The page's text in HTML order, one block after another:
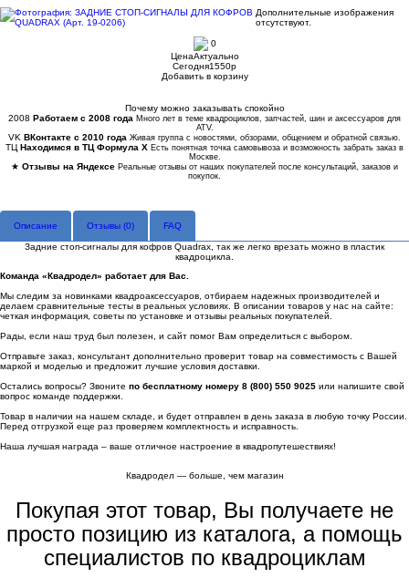
Дополнительные изображения
отсутствуют.
0
ЦенаАктуально
Сегодня1550p
Добавить в корзину
Почему можно заказывать спокойно
2008 Работаем с 2008 года Много лет в теме квадроциклов, запчастей, шин и аксессуаров для
ATV.
VK ВКонтакте с 2010 года Живая группа с новостями, обзорами, общением и обратной связью.
ТЦ Находимся в ТЦ Формула Х Есть понятная точка самовывоза и возможность забрать заказ в
Москве.
★ Отзывы на Яндексе Реальные отзывы от наших покупателей после консультаций, заказов и
покупок.
Описание Отзывы (0) FAQ
Задние стоп-сигналы для кофров Quadrax, так же легко врезать можно в пластик
квадроцикла.
Команда «Квадродел» работает для Вас.
Мы следим за новинками квадроаксессуаров, отбираем надежных производителей и
делаем сравнительные тесты в реальных условиях. В описании товаров у нас на сайте:
четкая информация, советы по установке и отзывы реальных покупателей.
Рады, если наш труд был полезен, и сайт помог Вам определиться с выбором.
Отправьте заказ, консультант дополнительно проверит товар на совместимость с Вашей
маркой и моделью и предложит лучшие условия доставки.
Остались вопросы? Звоните по бесплатному номеру 8 (800) 550 9025 или напишите свой
вопрос команде поддержки.
Товар в наличии на нашем складе, и будет отправлен в день заказа в любую точку России.
Перед отгрузкой еще раз проверяем комплектность и исправность.
Наша лучшая награда – ваше отличное настроение в квадропутешествиях!
Квадродел — больше, чем магазин
Покупая этот товар, Вы получаете не
просто позицию из каталога, а помощь
специалистов по квадроциклам